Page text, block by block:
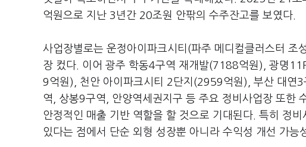
억원으로 지난 3년간 20조원 안팎의 수주잔고를 보였다.
사업장별로는 운정아이파크시티(파주 메디컬클러스터
장 컸다. 이어 광주 학동4구역 재개발(7188억원), 광명
9억원), 천안 아이파크시티 2단지(2959억원), 부산 대연
역, 상봉9구역, 안양역세권지구 등 주요 정비사업장 또한
안정적인 매출 기반 역할을 할 것으로 기대된다. 특히 정
있다는 점에서 단순 외형 성장뿐 아니라 수익성 개선 가능